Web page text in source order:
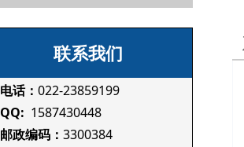
电话： 022-23859199
QQ: 1587430448
邮政编码： 3300384
联系我们